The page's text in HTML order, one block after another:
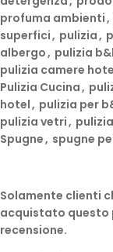
profuma ambienti,
superfici, pulizia,
albergo, pulizia
pulizia camere
Pulizia Cucina,
hotel, pulizia per
pulizia vetri,
Spugne, spugne
Solamente clienti
acquistato questo
recensione.